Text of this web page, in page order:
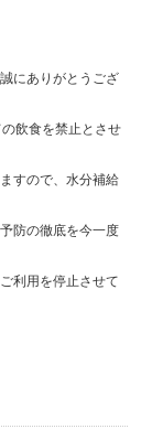
にありがとうござ
飲食を禁止とさせ
すので、水分補給
防の徹底を今一度
利用を停止させて